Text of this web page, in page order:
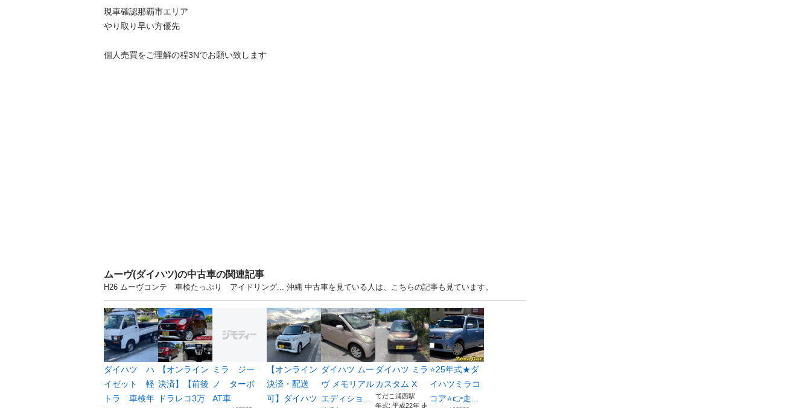
現車確認那覇市エリア
やり取り早い方優先
個人売買をご理解の程3Nでお願い致します
ムーヴ(ダイハツ)の中古車の関連記事
H26 ムーヴコンテ 車検たっぷり アイドリング... 沖縄 中古車を見ている人は、こちらの記事も見ています。
ダイハツ ハ
イゼット 軽
トラ 車検年
【オンライン
決済】【前後
ドラレコ3万
ミラ ジー
ノ ターボ
AT車
【オンライン
決済・配送
可】ダイハツ
ダイハツ ムー
ヴ メモリアル
エディショ...
ダイハツ ミラ
カスタム X
てだこ浦西駅
年式: 平成22年 走
⭐25年式★ダ
イハツミラコ
コア⭐👉走...